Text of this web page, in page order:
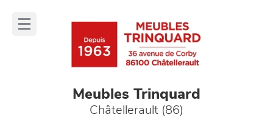
Meubles Trinquard
Châtellerault (86)